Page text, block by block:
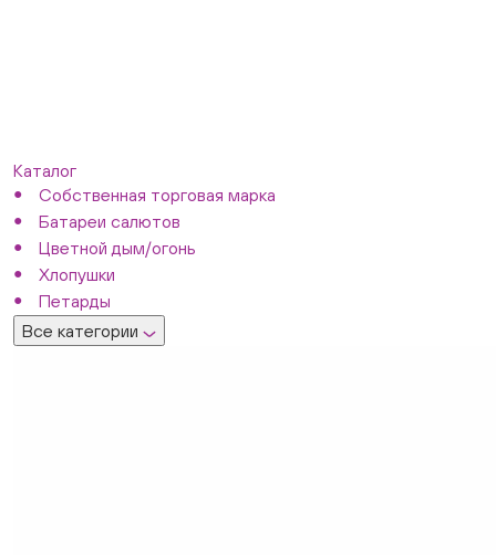
Каталог
Собственная торговая марка
Батареи салютов
Цветной дым/огонь
Хлопушки
Петарды
Все категории